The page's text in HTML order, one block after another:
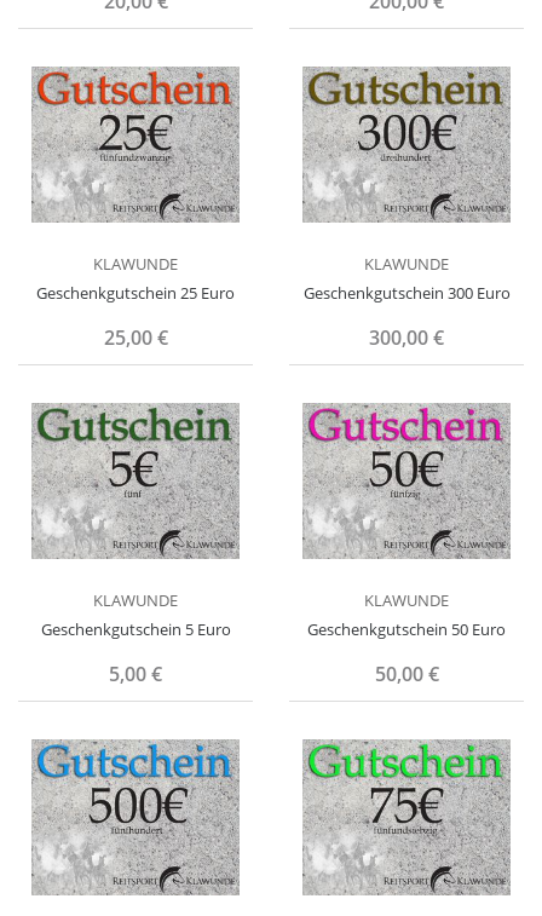
KLAWUNDE
Geschenkgutschein 25 Euro
25,00 €
KLAWUNDE
Geschenkgutschein 300 Euro
300,00 €
KLAWUNDE
Geschenkgutschein 5 Euro
5,00 €
KLAWUNDE
Geschenkgutschein 50 Euro
50,00 €